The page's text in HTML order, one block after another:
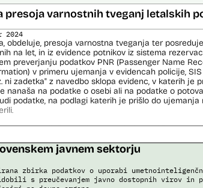
presoja varnostnih tveganj letalskih
2024
obdeluje, presoja varnostna tveganja ter
na let, in iz evidence potnikov iz sistema
preverjanju podatkov PNR (Passenger Name
v primeru ujemanja v evidencah policije,
ni zadetka" z navedbo sklopa evidenc, v katerih je
nanaša na podatke o osebi ali na podatke o
podatke, na podlagi katerih je prišlo do ujemanja
z analitično obdelavo podatkov, pri čemer se
posamezne podatke, za katere je bilo pri
specifične potovalne vzorce storilcev terorističnih
žrtev ter zato omogočajo usmerjeno delo
osebe. Nacionalna enota za informacije o potnikih
primeru posreduje podatke potnikov,
sistema rezervacij letalskih vozovnic oziroma
javnem sektorju
zbirka podatkov o uporabi
s preučevanjem javno dostopnih virov in